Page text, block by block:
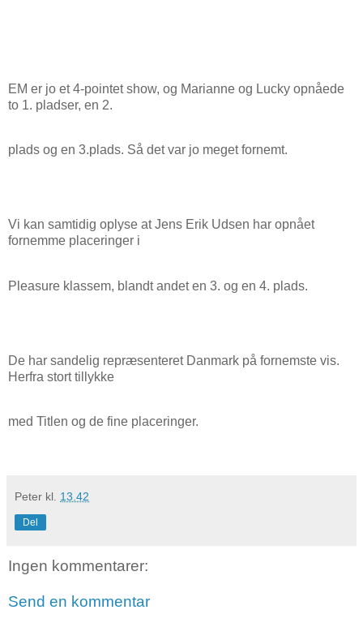
EM er jo et 4-pointet show, og Marianne og Lucky opnåede
to 1. pladser, en 2.
plads og en 3.plads. Så det var jo meget fornemt.
Vi kan samtidig oplyse at Jens Erik Udsen har opnået
fornemme placeringer i
Pleasure klassem, blandt andet en 3. og en 4. plads.
De har sandelig repræsenteret Danmark på fornemste vis.
Herfra stort tillykke
med Titlen og de fine placeringer.
Peter kl. 13.42
Del
Ingen kommentarer:
Send en kommentar